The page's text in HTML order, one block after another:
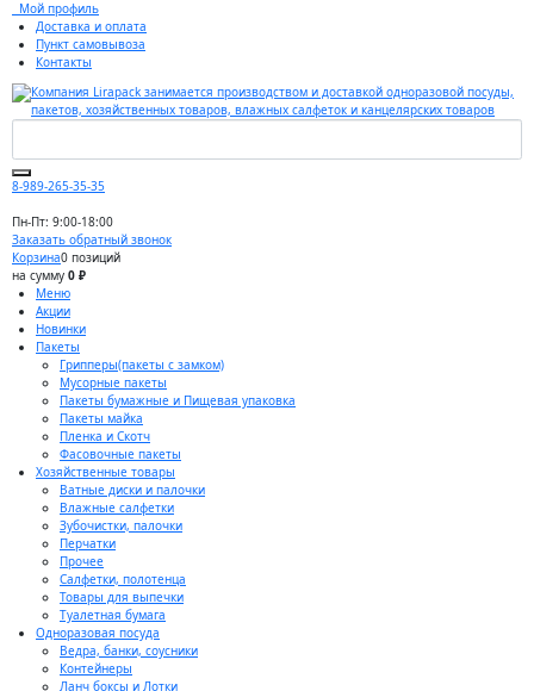
Мой профиль
Доставка и оплата
Пункт самовывоза
Контакты
8-989-265-35-35
Пн-Пт: 9:00-18:00
Заказать обратный звонок
Корзина0 позиций
на сумму 0 ₽
Меню
Акции
Новинки
Пакеты
Грипперы(пакеты с замком)
Мусорные пакеты
Пакеты бумажные и Пищевая упаковка
Пакеты майка
Пленка и Скотч
Фасовочные пакеты
Хозяйственные товары
Ватные диски и палочки
Влажные салфетки
Зубочистки, палочки
Перчатки
Прочее
Салфетки, полотенца
Товары для выпечки
Туалетная бумага
Одноразовая посуда
Ведра, банки, соусники
Контейнеры
Ланч боксы и Лотки